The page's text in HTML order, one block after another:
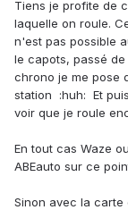
Tiens je profite de
laquelle on roule.
n'est pas possible
le capots, passé
chrono je me pose
station :huh: Et
voir que je roule
En tout cas Waze
ABEauto sur ce
Sinon avec la carte